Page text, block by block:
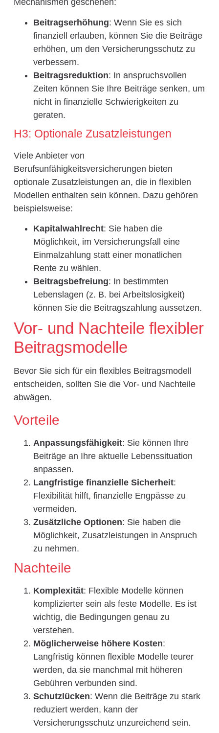
Mechanismen geschehen:
Beitragserhöhung: Wenn Sie es sich
finanziell erlauben, können Sie die Beiträge
erhöhen, um den Versicherungsschutz zu
verbessern.
Beitragsreduktion: In anspruchsvollen
Zeiten können Sie Ihre Beiträge senken, um
nicht in finanzielle Schwierigkeiten zu
geraten.
H3: Optionale Zusatzleistungen
Viele Anbieter von
Berufsunfähigkeitsversicherungen bieten
optionale Zusatzleistungen an, die in flexiblen
Modellen enthalten sein können. Dazu gehören
beispielsweise:
Kapitalwahlrecht: Sie haben die
Möglichkeit, im Versicherungsfall eine
Einmalzahlung statt einer monatlichen
Rente zu wählen.
Beitragsbefreiung: In bestimmten
Lebenslagen (z. B. bei Arbeitslosigkeit)
können Sie die Beitragszahlung aussetzen.
Vor- und Nachteile flexibler
Beitragsmodelle
Bevor Sie sich für ein flexibles Beitragsmodell
entscheiden, sollten Sie die Vor- und Nachteile
abwägen.
Vorteile
Anpassungsfähigkeit: Sie können Ihre
Beiträge an Ihre aktuelle Lebenssituation
anpassen.
Langfristige finanzielle Sicherheit:
Flexibilität hilft, finanzielle Engpässe zu
vermeiden.
Zusätzliche Optionen: Sie haben die
Möglichkeit, Zusatzleistungen in Anspruch
zu nehmen.
Nachteile
Komplexität: Flexible Modelle können
komplizierter sein als feste Modelle. Es ist
wichtig, die Bedingungen genau zu
verstehen.
Möglicherweise höhere Kosten:
Langfristig können flexible Modelle teurer
werden, da sie manchmal mit höheren
Gebühren verbunden sind.
Schutzlücken: Wenn die Beiträge zu stark
reduziert werden, kann der
Versicherungsschutz unzureichend sein.